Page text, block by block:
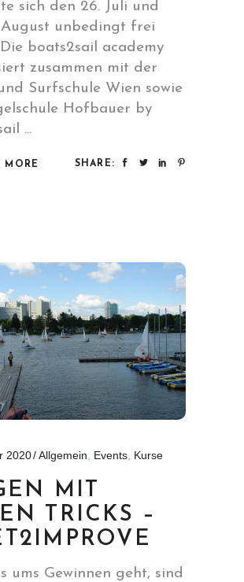
sich den 26. Juli und
August unbedingt frei
boats2sail academy
zusammen mit der
Surfschule Wien sowie
Hofbauer by
MORE SHARE:
2020 Allgemein Events Kurse
MIT
TRICKS –
ums Gewinnen geht, sind